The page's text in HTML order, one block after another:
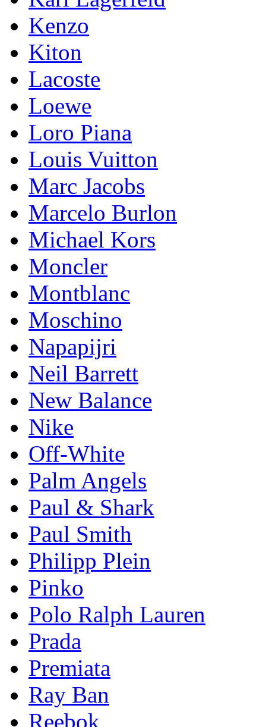
Kenzo
Kiton
Lacoste
Loewe
Loro Piana
Lоuis Vuittоn
Marc Jacobs
Marcelo Burlon
Michael Kors
Mоnсlеr
Montblanc
Moschino
Napapijri
Neil Barrett
New Balance
Nike
Off-White
Palm Angels
Paul & Shark
Paul Smith
Philipp Plein
Pinkо
Polo Ralph Lauren
Prada
Premiata
Ray Ban
Reebok